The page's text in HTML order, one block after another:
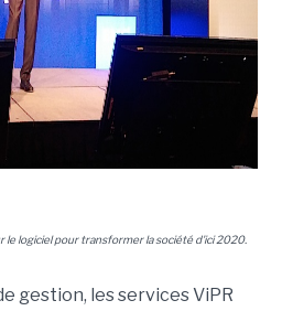
le logiciel pour transformer la société d'ici 2020.
gestion, les services ViPR